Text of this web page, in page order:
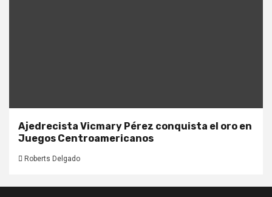
Ajedrecista Vicmary Pérez conquista el oro en
Juegos Centroamericanos
Roberts Delgado